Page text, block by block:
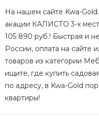
На нашем сайте Kwa-
акации КАЛИСТО 3-х
105 890 руб.! Быстрая и
России, оплата на сайте
товаров из категории
ищите, где купить
по адресу, в Kwa-Gold
квартиры!